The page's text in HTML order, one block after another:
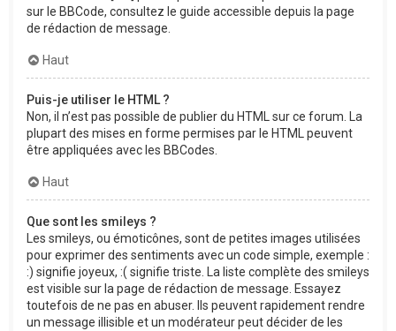
sur le BBCode, consultez le guide accessible depuis la page
de rédaction de message.
Haut
Puis-je utiliser le HTML ?
Non, il n’est pas possible de publier du HTML sur ce forum. La
plupart des mises en forme permises par le HTML peuvent
être appliquées avec les BBCodes.
Haut
Que sont les smileys ?
Les smileys, ou émoticônes, sont de petites images utilisées
pour exprimer des sentiments avec un code simple, exemple :
:) signifie joyeux, :( signifie triste. La liste complète des smileys
est visible sur la page de rédaction de message. Essayez
toutefois de ne pas en abuser. Ils peuvent rapidement rendre
un message illisible et un modérateur peut décider de les